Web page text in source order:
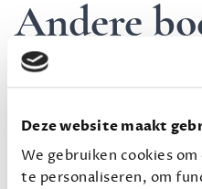
Deze website maakt
We gebruiken cookies
te personaliseren, om
Andere
Colleen
maar heb je nog niet al
van Colleen Hoover, nog
op een rij.